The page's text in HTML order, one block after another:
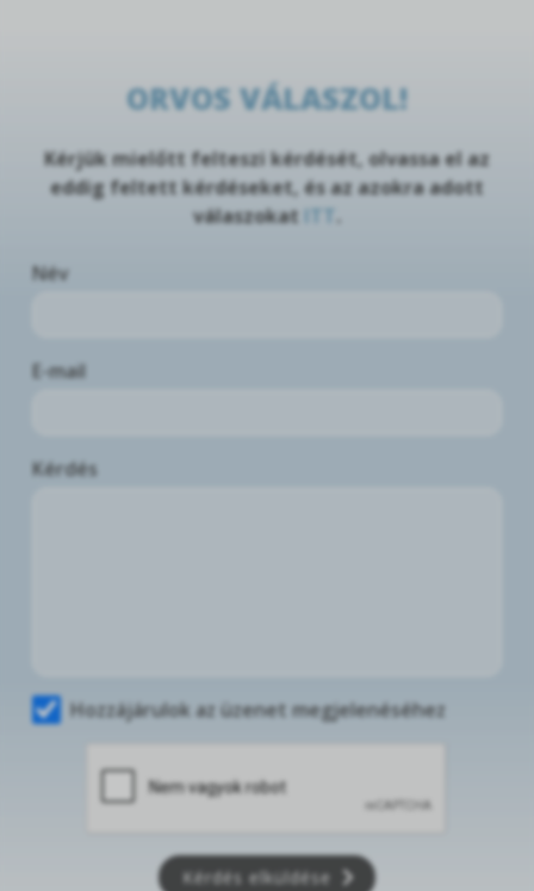
ORVOS VÁLASZOL!
Kérjük mielőtt felteszi kérdését, olvassa el az
eddig feltett kérdéseket, és az azokra adott
válaszokat
Név
E-mail
Kérdés
Hozzájárulok az üzenet megjelenéséhez
Kérdés elküldése